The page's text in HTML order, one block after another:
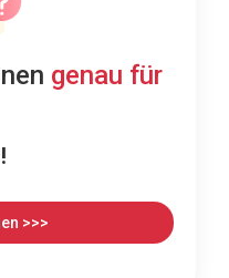
genau für
>>>